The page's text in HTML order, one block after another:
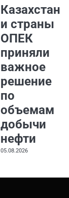
Казахстан
и страны
ОПЕК
приняли
важное
решение
по
объемам
добычи
нефти
05.08.2026